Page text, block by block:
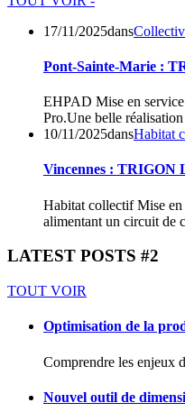
17/11/2025dans
Pont-Sainte-Marie :
EHPAD Mise en
Pro.Une belle
10/11/2025dansHabitat
Vincennes : TRIGON
Habitat collectif Mise en
alimentant un circuit de
LATEST POSTS #2
TOUT VOIR
Optimisation de la
Comprendre les enjeux
Nouvel outil de